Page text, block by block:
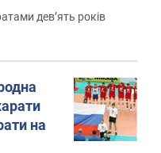
дев’ять років
на